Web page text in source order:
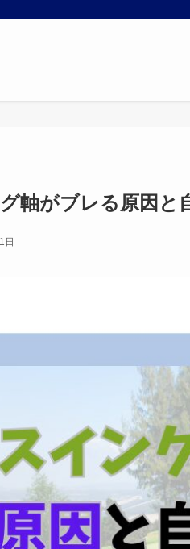
軸がブレる原因と
日